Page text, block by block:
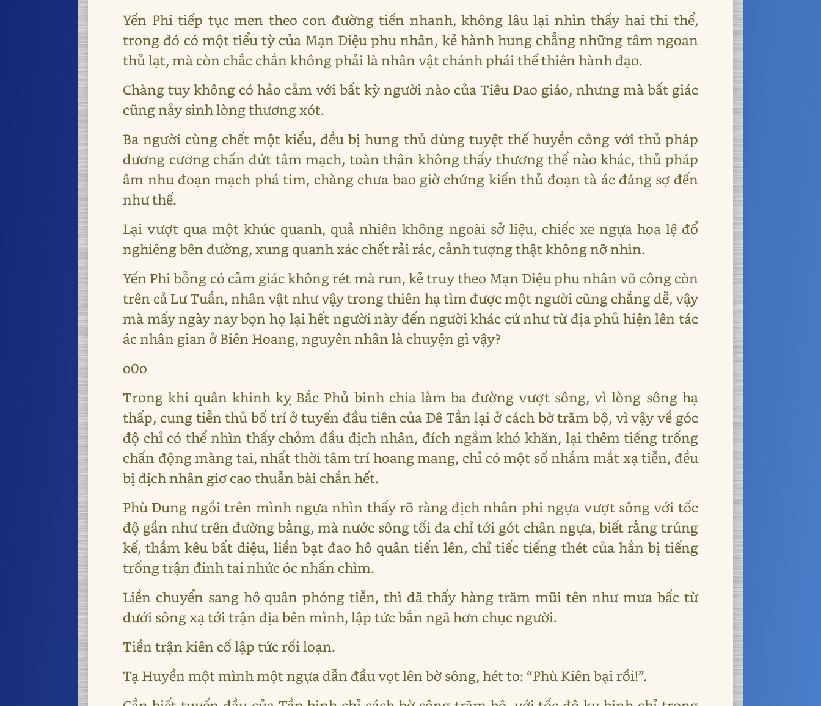
Yến Phi tiếp tục men theo con đường tiến nhanh, không lâu lại nhìn thấy hai thi thể,
trong đó có một tiểu tỳ của Mạn Diệu phu nhân, kẻ hành hung chẳng những tâm ngoan
thủ lạt, mà còn chắc chắn không phải là nhân vật chánh phái thế thiên hành đạo.
Chàng tuy không có hảo cảm với bất kỳ người nào của Tiêu Dao giáo, nhưng mà bất giác
cũng nảy sinh lòng thương xót.
Ba người cùng chết một kiểu, đều bị hung thủ dùng tuyệt thế huyền công với thủ pháp
dương cương chấn đứt tâm mạch, toàn thân không thấy thương thế nào khác, thủ pháp
âm nhu đoạn mạch phá tim, chàng chưa bao giờ chứng kiến thủ đoạn tà ác đáng sợ đến
như thế.
Lại vượt qua một khúc quanh, quả nhiên không ngoài sở liệu, chiếc xe ngựa hoa lệ đổ
nghiêng bên đường, xung quanh xác chết rải rác, cảnh tượng thật không nỡ nhìn.
Yến Phi bỗng có cảm giác không rét mà run, kẻ truy theo Mạn Diệu phu nhân võ công còn
trên cả Lư Tuần, nhân vật như vậy trong thiên hạ tìm được một người cũng chẳng dễ, vậy
mà mấy ngày nay bọn họ lại hết người này đến người khác cứ như từ địa phủ hiện lên tác
ác nhân gian ở Biên Hoang, nguyên nhân là chuyện gì vậy?
o0o
Trong khi quân khinh kỵ Bắc Phủ binh chia làm ba đường vượt sông, vì lòng sông hạ
thấp, cung tiễn thủ bố trí ở tuyến đầu tiên của Đê Tần lại ở cách bờ trăm bộ, vì vậy về góc
độ chỉ có thể nhìn thấy chỏm đầu địch nhân, đích ngắm khó khăn, lại thêm tiếng trống
chấn động màng tai, nhất thời tâm trí hoang mang, chỉ có một số nhắm mắt xạ tiễn, đều
bị địch nhân giơ cao thuẫn bài chắn hết.
Phù Dung ngồi trên mình ngựa nhìn thấy rõ ràng địch nhân phi ngựa vượt sông với tốc
độ gần như trên đường bằng, mà nước sông tối đa chỉ tới gót chân ngựa, biết rằng trúng
kế, thầm kêu bất diệu, liền bạt đao hô quân tiến lên, chỉ tiếc tiếng thét của hắn bị tiếng
trống trận đinh tai nhức óc nhấn chìm.
Liền chuyển sang hô quân phóng tiễn, thì đã thấy hàng trăm mũi tên như mưa bấc từ
dưới sông xạ tới trận địa bên mình, lập tức bắn ngã hơn chục người.
Tiền trận kiên cố lập tức rối loạn.
Tạ Huyền một mình một ngựa dẫn đầu vọt lên bờ sông, hét to: “Phù Kiên bại rồi!”.